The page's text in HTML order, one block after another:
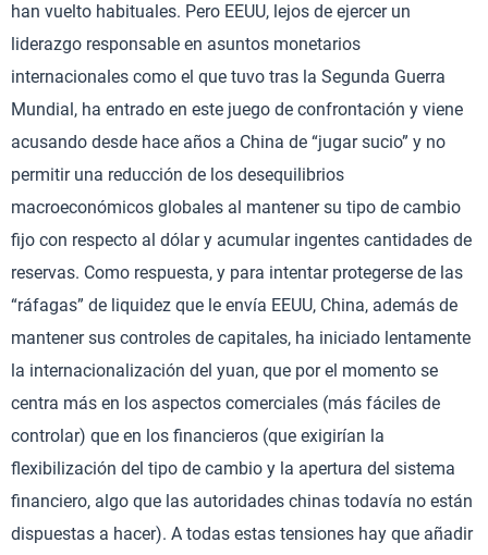
han vuelto habituales. Pero EEUU, lejos de ejercer un
liderazgo responsable en asuntos monetarios
internacionales como el que tuvo tras la Segunda Guerra
Mundial, ha entrado en este juego de confrontación y viene
acusando desde hace años a China de “jugar sucio” y no
permitir una reducción de los desequilibrios
macroeconómicos globales al mantener su tipo de cambio
fijo con respecto al dólar y acumular ingentes cantidades de
reservas. Como respuesta, y para intentar protegerse de las
“ráfagas” de liquidez que le envía EEUU, China, además de
mantener sus controles de capitales, ha iniciado lentamente
la internacionalización del yuan, que por el momento se
centra más en los aspectos comerciales (más fáciles de
controlar) que en los financieros (que exigirían la
flexibilización del tipo de cambio y la apertura del sistema
financiero, algo que las autoridades chinas todavía no están
dispuestas a hacer). A todas estas tensiones hay que añadir